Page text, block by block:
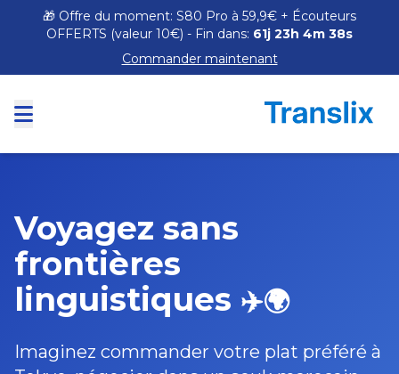
🎁 Offre du moment: S80 Pro à 59,9€ + Écouteurs
OFFERTS (valeur 10€) - Fin dans: 61j 23h 4m 36s
Commander maintenant
Voyagez sans
frontières
linguistiques ✈️🌍
Imaginez commander votre plat préféré à